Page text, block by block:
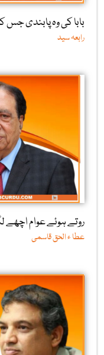
بابا کی وہ پابندی
رابعہ سید
روتے ہوئے عوام اچھے
عطا ء الحق قاسمی